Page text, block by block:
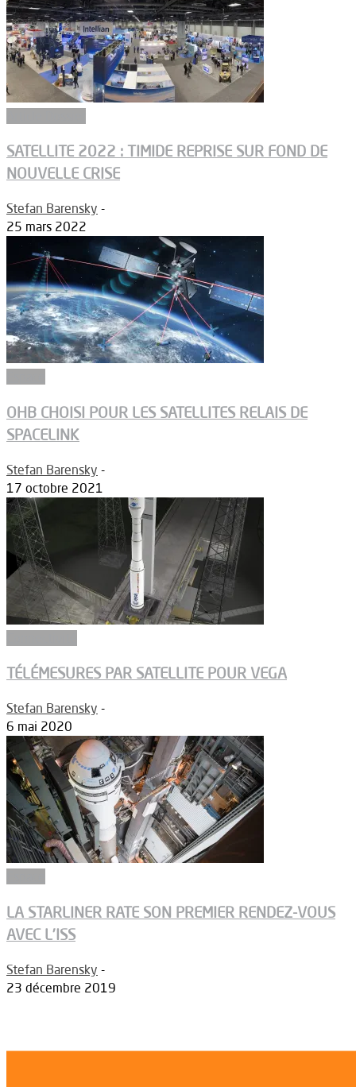
SATELLITE 2022 : TIMIDE REPRISE SUR FOND DE
NOUVELLE CRISE
Stefan Barensky -
25 mars 2022
OHB CHOISI POUR LES SATELLITES RELAIS DE
SPACELINK
Stefan Barensky -
17 octobre 2021
TÉLÉMESURES PAR SATELLITE POUR VEGA
Stefan Barensky -
6 mai 2020
LA STARLINER RATE SON PREMIER RENDEZ-VOUS
AVEC L’ISS
Stefan Barensky -
23 décembre 2019